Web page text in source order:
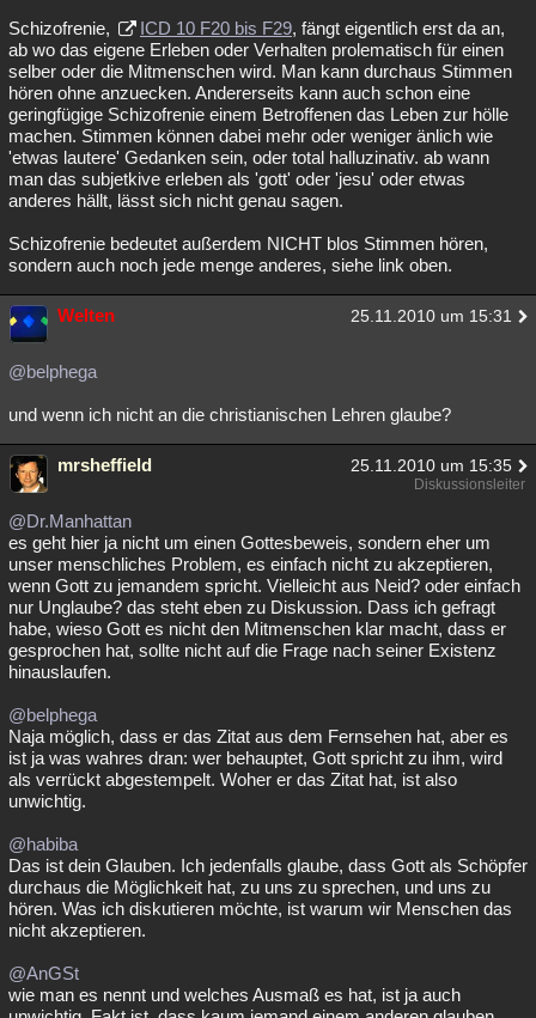
Schizofrenie, ICD 10 F20 bis F29, fängt eigentlich erst da an,
ab wo das eigene Erleben oder Verhalten prolematisch für einen
selber oder die Mitmenschen wird. Man kann durchaus Stimmen
hören ohne anzuecken. Andererseits kann auch schon eine
geringfügige Schizofrenie einem Betroffenen das Leben zur hölle
machen. Stimmen können dabei mehr oder weniger änlich wie
'etwas lautere' Gedanken sein, oder total halluzinativ. ab wann
man das subjetkive erleben als 'gott' oder 'jesu' oder etwas
anderes hällt, lässt sich nicht genau sagen.
Schizofrenie bedeutet außerdem NICHT blos Stimmen hören,
sondern auch noch jede menge anderes, siehe link oben.
Welten 25.11.2010 um 15:31
@belphega
und wenn ich nicht an die christianischen Lehren glaube?
mrsheffield 25.11.2010 um 15:35
Diskussionsleiter
@Dr.Manhattan
es geht hier ja nicht um einen Gottesbeweis, sondern eher um
unser menschliches Problem, es einfach nicht zu akzeptieren,
wenn Gott zu jemandem spricht. Vielleicht aus Neid? oder einfach
nur Unglaube? das steht eben zu Diskussion. Dass ich gefragt
habe, wieso Gott es nicht den Mitmenschen klar macht, dass er
gesprochen hat, sollte nicht auf die Frage nach seiner Existenz
hinauslaufen.
@belphega
Naja möglich, dass er das Zitat aus dem Fernsehen hat, aber es
ist ja was wahres dran: wer behauptet, Gott spricht zu ihm, wird
als verrückt abgestempelt. Woher er das Zitat hat, ist also
unwichtig.
@habiba
Das ist dein Glauben. Ich jedenfalls glaube, dass Gott als Schöpfer
durchaus die Möglichkeit hat, zu uns zu sprechen, und uns zu
hören. Was ich diskutieren möchte, ist warum wir Menschen das
nicht akzeptieren.
@AnGSt
wie man es nennt und welches Ausmaß es hat, ist ja auch